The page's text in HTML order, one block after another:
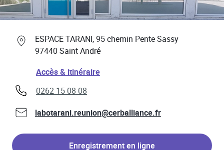
Professionnels de santé
ESPACE TARANI, 95 chemin Pente Sassy
97440 Saint André
Link Opens in New Tab
Accès & itinéraireLink Opens in New Tab
phone
0262 15 08 08
labotarani.reunion@cerballiance.fr
Enregistrement en ligne